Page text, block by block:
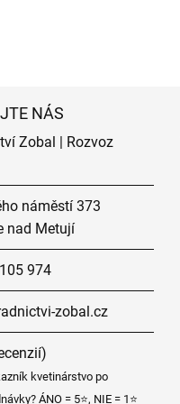
NÁS
Zobal | Rozvoz
náměstí 373
nad Metují
974
zobal.cz
kvetinárstvo po
ÁNO = 5⭐, NIE = 1⭐